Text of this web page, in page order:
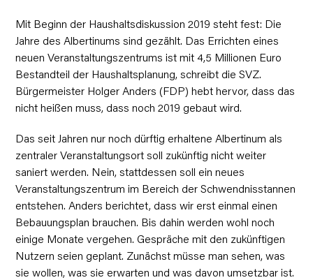
Mit Beginn der Haushaltsdiskussion 2019 steht fest: Die
Jahre des Albertinums sind gezählt. Das Errichten eines
neuen Veranstaltungszentrums ist mit 4,5 Millionen Euro
Bestandteil der Haushaltsplanung, schreibt die SVZ.
Bürgermeister Holger Anders (FDP) hebt hervor, dass das
nicht heißen muss, dass noch 2019 gebaut wird.
Das seit Jahren nur noch dürftig erhaltene Albertinum als
zentraler Veranstaltungsort soll zukünftig nicht weiter
saniert werden. Nein, stattdessen soll ein neues
Veranstaltungszentrum im Bereich der Schwendnisstannen
entstehen. Anders berichtet, dass wir erst einmal einen
Bebauungsplan brauchen. Bis dahin werden wohl noch
einige Monate vergehen. Gespräche mit den zukünftigen
Nutzern seien geplant. Zunächst müsse man sehen, was
sie wollen, was sie erwarten und was davon umsetzbar ist.